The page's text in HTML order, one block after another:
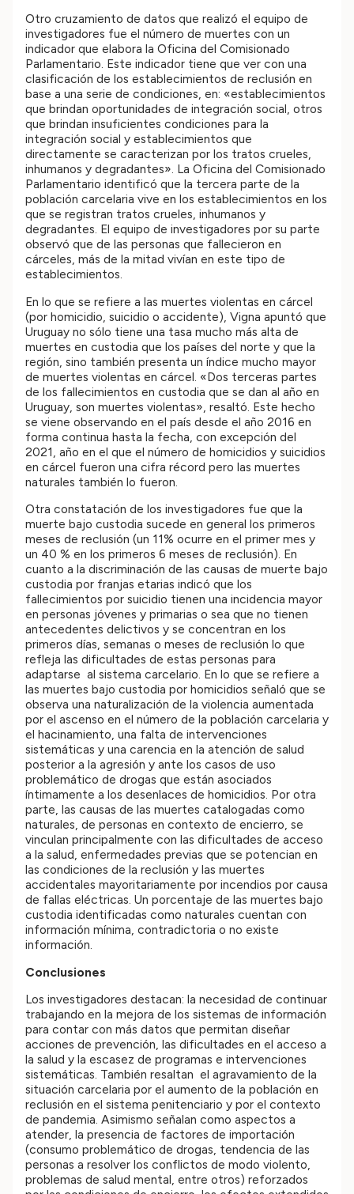
Otro cruzamiento de datos que realizó el equipo de
investigadores fue el número de muertes con un
indicador que elabora la Oficina del Comisionado
Parlamentario. Este indicador tiene que ver con una
clasificación de los establecimientos de reclusión en
base a una serie de condiciones, en: «establecimientos
que brindan oportunidades de integración social, otros
que brindan insuficientes condiciones para la
integración social y establecimientos que
directamente se caracterizan por los tratos crueles,
inhumanos y degradantes». La Oficina del Comisionado
Parlamentario identificó que la tercera parte de la
población carcelaria vive en los establecimientos en los
que se registran tratos crueles, inhumanos y
degradantes. El equipo de investigadores por su parte
observó que de las personas que fallecieron en
cárceles, más de la mitad vivían en este tipo de
establecimientos.
En lo que se refiere a las muertes violentas en cárcel
(por homicidio, suicidio o accidente), Vigna apuntó que
Uruguay no sólo tiene una tasa mucho más alta de
muertes en custodia que los países del norte y que la
región, sino también presenta un índice mucho mayor
de muertes violentas en cárcel. «Dos terceras partes
de los fallecimientos en custodia que se dan al año en
Uruguay, son muertes violentas», resaltó. Este hecho
se viene observando en el país desde el año 2016 en
forma continua hasta la fecha, con excepción del
2021, año en el que el número de homicidios y suicidios
en cárcel fueron una cifra récord pero las muertes
naturales también lo fueron.
Otra constatación de los investigadores fue que la
muerte bajo custodia sucede en general los primeros
meses de reclusión (un 11% ocurre en el primer mes y
un 40 % en los primeros 6 meses de reclusión). En
cuanto a la discriminación de las causas de muerte bajo
custodia por franjas etarias indicó que los
fallecimientos por suicidio tienen una incidencia mayor
en personas jóvenes y primarias o sea que no tienen
antecedentes delictivos y se concentran en los
primeros días, semanas o meses de reclusión lo que
refleja las dificultades de estas personas para
adaptarse al sistema carcelario. En lo que se refiere a
las muertes bajo custodia por homicidios señaló que se
observa una naturalización de la violencia aumentada
por el ascenso en el número de la población carcelaria y
el hacinamiento, una falta de intervenciones
sistemáticas y una carencia en la atención de salud
posterior a la agresión y ante los casos de uso
problemático de drogas que están asociados
íntimamente a los desenlaces de homicidios. Por otra
parte, las causas de las muertes catalogadas como
naturales, de personas en contexto de encierro, se
vinculan principalmente con las dificultades de acceso
a la salud, enfermedades previas que se potencian en
las condiciones de la reclusión y las muertes
accidentales mayoritariamente por incendios por causa
de fallas eléctricas. Un porcentaje de las muertes bajo
custodia identificadas como naturales cuentan con
información mínima, contradictoria o no existe
información.
Conclusiones
Los investigadores destacan: la necesidad de continuar
trabajando en la mejora de los sistemas de información
para contar con más datos que permitan diseñar
acciones de prevención, las dificultades en el acceso a
la salud y la escasez de programas e intervenciones
sistemáticas. También resaltan el agravamiento de la
situación carcelaria por el aumento de la población en
reclusión en el sistema penitenciario y por el contexto
de pandemia. Asimismo señalan como aspectos a
atender, la presencia de factores de importación
(consumo problemático de drogas, tendencia de las
personas a resolver los conflictos de modo violento,
problemas de salud mental, entre otros) reforzados